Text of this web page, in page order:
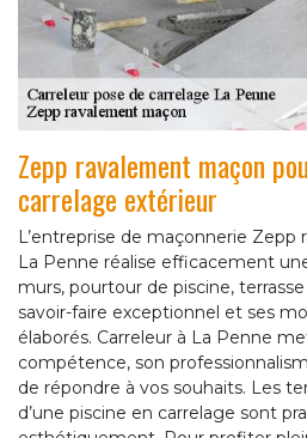
Zepp ravalement maçon
carrelage extérieur
L’entreprise de maçonnerie Zepp
La Penne réalise efficacement
murs, pourtour de piscine,
savoir-faire exceptionnel et ses
élaborés. Carreleur à La Penne
compétence, son
de répondre à vos souhaits. Les
d’une piscine en carrelage sont